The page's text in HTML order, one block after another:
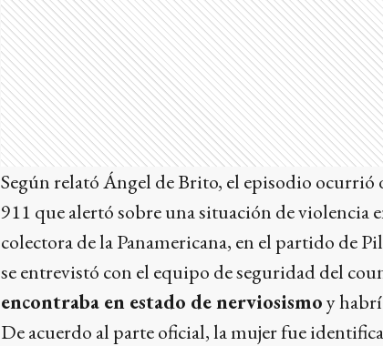
Según relató Ángel de Brito, el episodio
911 que alertó sobre una situación de
colectora de la Panamericana, en el partido de
se entrevistó con el equipo de seguridad del
encontraba en estado de nerviosismoy
De acuerdo al parte oficial, la mujer fue